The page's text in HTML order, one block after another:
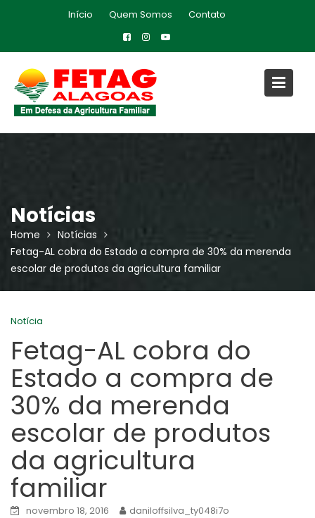
Início Quem Somos Contato
Notícias
Home
Notícias
Fetag-AL cobra do Estado a compra de 30% da merenda
escolar de produtos da agricultura familiar
Notícia
Fetag-AL cobra do
Estado a compra de
30% da merenda
escolar de produtos
da agricultura
familiar
novembro 18, 2016 daniloffsilva_ty048i7o